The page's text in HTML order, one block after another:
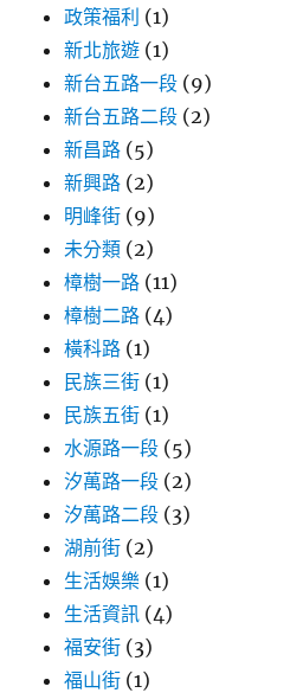
政策福利 (1)
新北旅遊 (1)
新台五路一段 (9)
新台五路二段 (2)
新昌路 (5)
新興路 (2)
明峰街 (9)
未分類 (2)
樟樹一路 (11)
樟樹二路 (4)
橫科路 (1)
民族三街 (1)
民族五街 (1)
水源路一段 (5)
汐萬路一段 (2)
汐萬路二段 (3)
湖前街 (2)
生活娛樂 (1)
生活資訊 (4)
福安街 (3)
福山街 (1)